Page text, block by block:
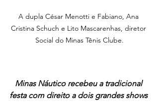
A dupla César Menotti e Fabiano, Ana
Cristina Schuch e Lito Mascarenhas, diretor
Social do Minas Tênis Clube.
Minas Náutico recebeu a tradicional
festa com direito a dois grandes shows